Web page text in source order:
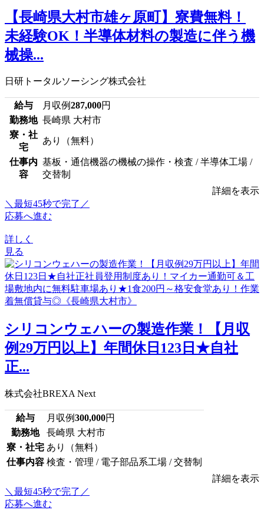
【長崎県大村市雄ヶ原町】寮費無料！
未経験OK！半導体材料の製造に伴う機
械操...
日研トータルソーシング株式会社
給与 月収例287,000円
勤務地 長崎県 大村市
寮・社
宅
あり（無料）
仕事内
容
基板・通信機器の機械の操作・検査 / 半導体工場 /
交替制
詳細を表示
＼最短45秒で完了／
応募へ進む
詳しく
見る
シリコンウェハーの製造作業！【月収
例29万円以上】年間休日123日★自社
正...
株式会社BREXA Next
給与 月収例300,000円
勤務地
長崎県 大村市
寮・社宅 あり（無料）
仕事内容 検査・管理 / 電子部品系工場 / 交替制
詳細を表示
＼最短45秒で完了／
応募へ進む